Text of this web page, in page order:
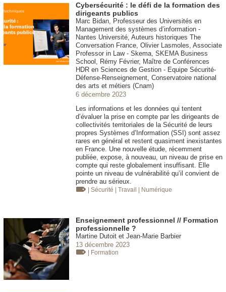
Cybersécurité : le défi de la formation des
dirigeants publics
Marc Bidan, Professeur des Universités en
Management des systèmes d’information -
Nantes Université, Auteurs historiques The
Conversation France, Olivier Lasmoles, Associate
Professor in Law - Skema, SKEMA Business
School, Rémy Février, Maître de Conférences
HDR en Sciences de Gestion - Equipe Sécurité-
Défense-Renseignement, Conservatoire national
des arts et métiers (Cnam)
6 décembre 2023
Les informations et les données qui tentent
d’évaluer la prise en compte par les dirigeants de
collectivités territoriales de la Sécurité de leurs
propres Systèmes d’Information (SSI) sont assez
rares en général et restent quasiment inexistantes
en France. Une nouvelle étude, récemment
publiée, expose, à nouveau, un niveau de prise en
compte qui reste globalement insuffisant. Elle
pointe un niveau de vulnérabilité qu’il convient de
prendre au sérieux.
| Sécurité | Travail | Numérique
Enseignement professionnel // Formation
professionnelle ?
Martine Dutoit et Jean-Marie Barbier
13 décembre 2023
| Formation